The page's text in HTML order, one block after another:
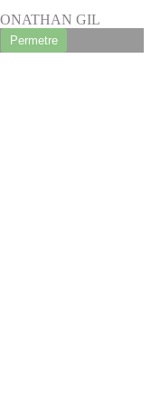
GIL
Permetre